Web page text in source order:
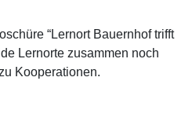
“Lernort Bauernhof trifft
Lernorte zusammen noch
Kooperationen.